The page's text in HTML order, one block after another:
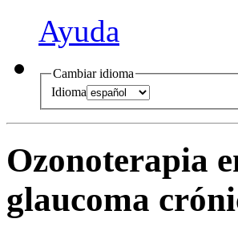
Ayuda
Cambiar idioma
Idioma
Ozonoterapia
glaucoma